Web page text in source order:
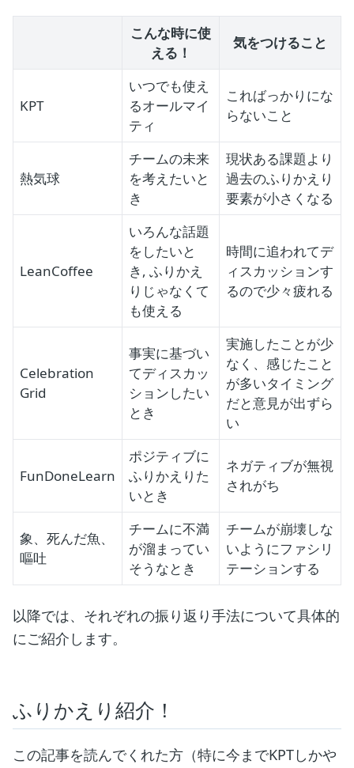
こんな時に使
える！
気をつけること
KPT
いつでも使え
るオールマイ
ティ
こればっかりにな
らないこと
熱気球
チームの未来
を考えたいと
き
現状ある課題より
過去のふりかえり
要素が小さくなる
LeanCoffee
いろんな話題
をしたいと
き, ふりかえ
りじゃなくて
も使える
時間に追われてデ
ィスカッションす
るので少々疲れる
Celebration
Grid
事実に基づい
てディスカッ
ションしたい
とき
実施したことが少
なく、感じたこと
が多いタイミング
だと意見が出ずら
い
FunDoneLearn
ポジティブに
ふりかえりた
いとき
ネガティブが無視
されがち
象、死んだ魚、
嘔吐
チームに不満
が溜まってい
そうなとき
チームが崩壊しな
いようにファシリ
テーションする
以降では、それぞれの振り返り手法について具体的
にご紹介します。
ふりかえり紹介！
この記事を読んでくれた方（特に今までKPTしかや